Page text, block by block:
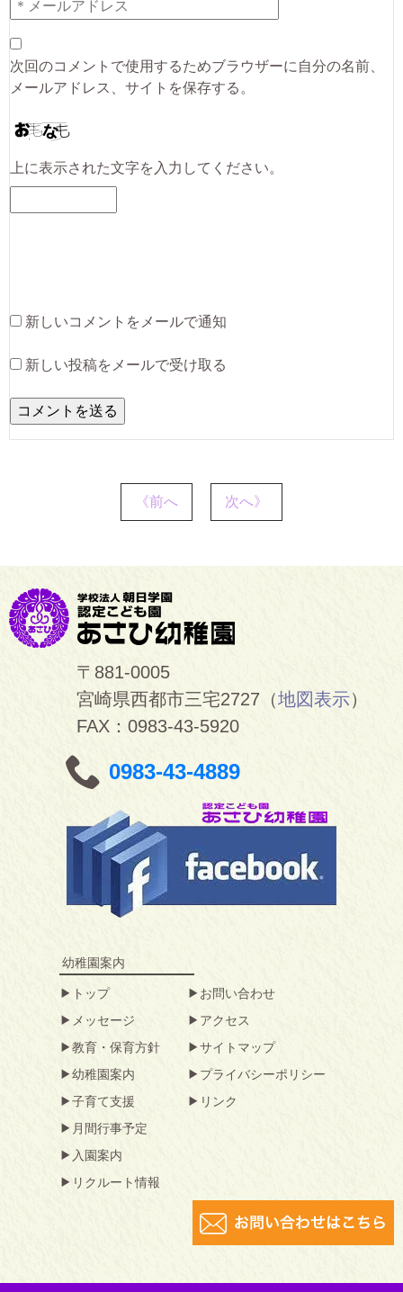
次回のコメントで使用するためブラウザーに自分の名前、
メールアドレス、サイトを保存する。
上に表示された文字を入力してください。
新しいコメントをメールで通知
新しい投稿をメールで受け取る
《前へ 次へ》
〒881-0005
宮崎県西都市三宅2727（地図表示）
FAX：0983-43-5920
0983-43-4889
幼稚園案内
トップ
メッセージ
教育・保育方針
幼稚園案内
子育て支援
月間行事予定
入園案内
リクルート情報
お問い合わせ
アクセス
サイトマップ
プライバシーポリシー
リンク